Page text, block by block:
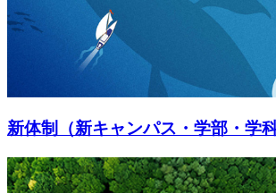
新体制（新キャンパス・学部・学科